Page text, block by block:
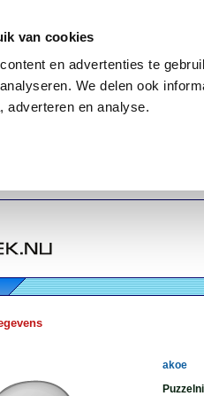
van cookies
en advertenties te
We delen ook
adverteren en analyse.
akoe